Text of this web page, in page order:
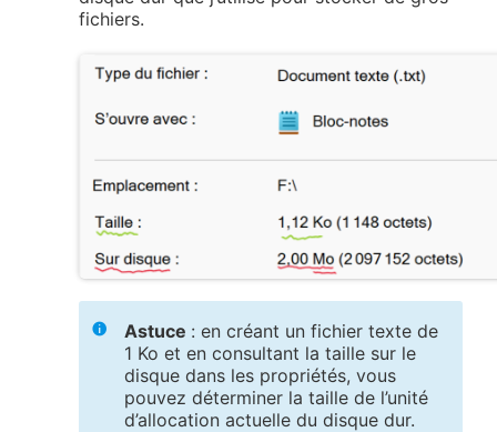
fichiers.
Astuce : en créant un fichier texte de
1 Ko et en consultant la taille sur le
disque dans les propriétés, vous
pouvez déterminer la taille de l’unité
d’allocation actuelle du disque dur.